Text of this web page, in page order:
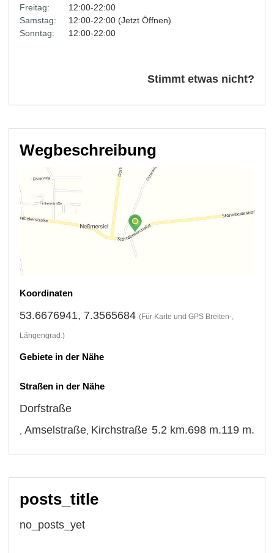
Freitag:
12:00-22:00
Samstag:
12:00-22:00 (Jetzt Öffnen)
Sonntag:
12:00-22:00
Stimmt etwas nicht?
Wegbeschreibung
Koordinaten
53.6676941, 7.3565684 (Für Karte und GPS Breiten-,
Längengrad.)
Gebiete in der Nähe
Straßen in der Nähe
Dorfstraße
119 m.
,Amselstraße 698 m.
Kirchstraße 5.2 km.
posts_title
no_posts_yet